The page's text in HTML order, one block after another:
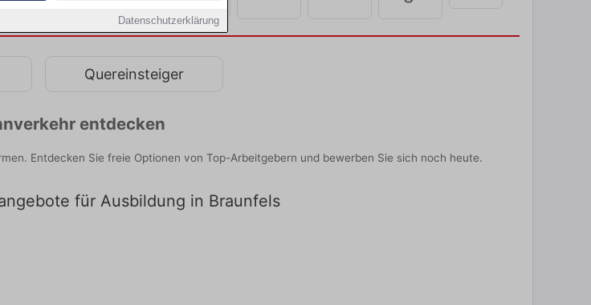
Datenschutzerklärung
Quereinsteiger
entdecken
Entdecken Sie freie Optionen von Top-Arbeitgebern und bewerben Sie sich noch heute.
für Ausbildung in Braunfels